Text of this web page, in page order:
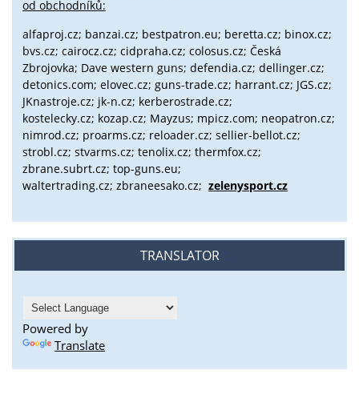
od obchodníků:
alfaproj.cz; banzai.cz; bestpatron.eu; beretta.cz; binox.cz;
bvs.cz; cairocz.cz; cidpraha.cz; colosus.cz; Česká
Zbrojovka; Dave western guns; defendia.cz; dellinger.cz;
detonics.com; elovec.cz; guns-trade.cz; harrant.cz; JGS.cz;
JKnastroje.cz; jk-n.cz; kerberostrade.cz;
kostelecky.cz; kozap.cz; Mayzus; mpicz.com; neopatron.cz;
nimrod.cz; proarms.cz; reloader.cz; sellier-bellot.cz;
strobl.cz; stvarms.cz; tenolix.cz; thermfox.cz;
zbrane.subrt.cz; top-guns.eu;
waltertrading.cz; zbraneesako.cz; zelenysport.cz
TRANSLATOR
Powered by
Translate